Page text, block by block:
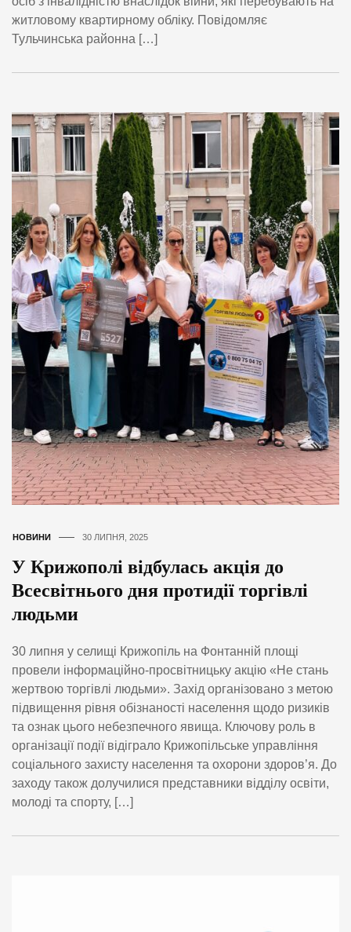
житловому квартирному обліку. Повідомляє
Тульчинська районна […]
НОВИНИ 30 ЛИПНЯ, 2025
У Крижополі відбулась акція до
Всесвітнього дня протидії торгівлі
людьми
30 липня у селищі Крижопіль на Фонтанній площі
провели інформаційно-просвітницьку акцію «Не стань
жертвою торгівлі людьми». Захід організовано з метою
підвищення рівня обізнаності населення щодо ризиків
та ознак цього небезпечного явища. Ключову роль в
організації події відіграло Крижопільське управління
соціального захисту населення та охорони здоров’я. До
заходу також долучилися представники відділу освіти,
молоді та спорту, […]